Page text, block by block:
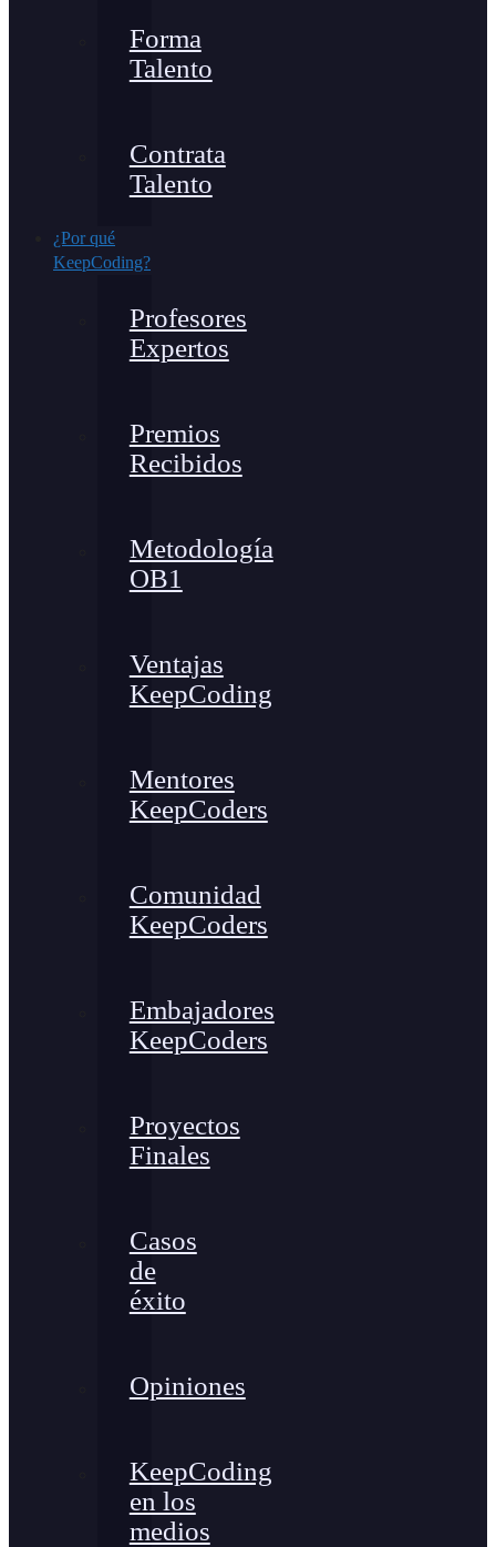
Forma
Talento
Contrata
Talento
¿Por qué
KeepCoding?
Profesores
Expertos
Premios
Recibidos
Metodología
OB1
Ventajas
KeepCoding
Mentores
KeepCoders
Comunidad
KeepCoders
Embajadores
KeepCoders
Proyectos
Finales
Casos
de
éxito
Opiniones
KeepCoding
en los
medios